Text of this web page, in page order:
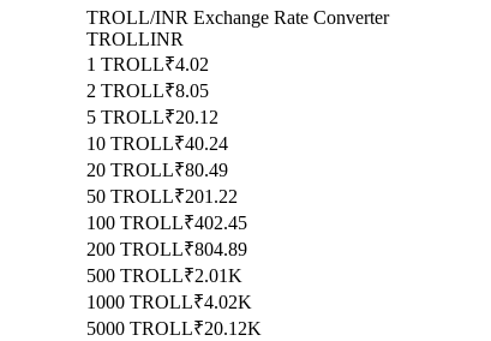
TROLL/INR Exchange Rate Converter
TROLLINR
1 TROLL₹4.02
2 TROLL₹8.05
5 TROLL₹20.12
10 TROLL₹40.24
20 TROLL₹80.49
50 TROLL₹201.22
100 TROLL₹402.45
200 TROLL₹804.89
500 TROLL₹2.01K
1000 TROLL₹4.02K
5000 TROLL₹20.12K